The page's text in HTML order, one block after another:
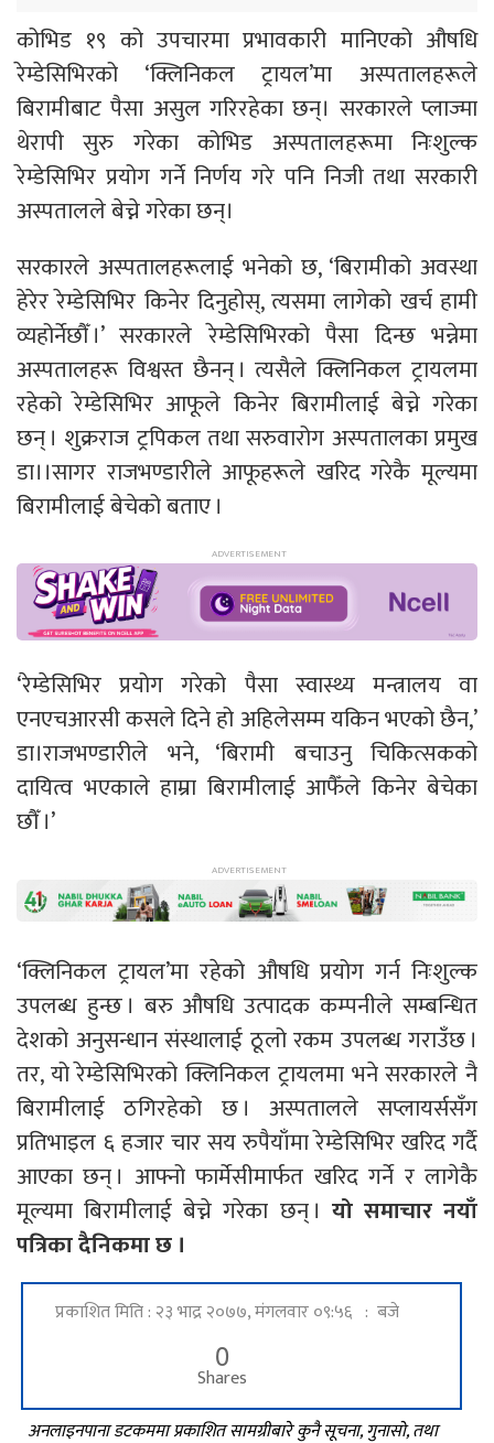
कोभिड १९ को उपचारमा प्रभावकारी मानिएको औषधि
रेम्डेसिभिरको ‘क्लिनिकल ट्रायल’मा अस्पतालहरूले
बिरामीबाट पैसा असुल गरिरहेका छन्। सरकारले प्लाज्मा
थेरापी सुरु गरेका कोभिड अस्पतालहरूमा निःशुल्क
रेम्डेसिभिर प्रयोग गर्ने निर्णय गरे पनि निजी तथा सरकारी
अस्पतालले बेच्ने गरेका छन्।
सरकारले अस्पतालहरूलाई भनेको छ, ‘बिरामीको अवस्था
हेरेर रेम्डेसिभिर किनेर दिनुहोस्, त्यसमा लागेको खर्च हामी
व्यहोर्नेछौँ ।’ सरकारले रेम्डेसिभिरको पैसा दिन्छ भन्नेमा
अस्पतालहरू विश्वस्त छैनन् । त्यसैले क्लिनिकल ट्रायलमा
रहेको रेम्डेसिभिर आफूले किनेर बिरामीलाई बेच्ने गरेका
छन् । शुक्रराज ट्रपिकल तथा सरुवारोग अस्पतालका प्रमुख
डा।।सागर राजभण्डारीले आफूहरूले खरिद गरेकै मूल्यमा
बिरामीलाई बेचेको बताए ।
‘रेम्डेसिभिर प्रयोग गरेको पैसा स्वास्थ्य मन्त्रालय वा
एनएचआरसी कसले दिने हो अहिलेसम्म यकिन भएको छैन,’
डा।राजभण्डारीले भने, ‘बिरामी बचाउनु चिकित्सकको
दायित्व भएकाले हाम्रा बिरामीलाई आफैँले किनेर बेचेका
छौँ ।’
‘क्लिनिकल ट्रायल’मा रहेको औषधि प्रयोग गर्न निःशुल्क
उपलब्ध हुन्छ । बरु औषधि उत्पादक कम्पनीले सम्बन्धित
देशको अनुसन्धान संस्थालाई ठूलो रकम उपलब्ध गराउँछ ।
तर, यो रेम्डेसिभिरको क्लिनिकल ट्रायलमा भने सरकारले नै
बिरामीलाई ठगिरहेको छ । अस्पतालले सप्लायर्ससँग
प्रतिभाइल ६ हजार चार सय रुपैयाँमा रेम्डेसिभिर खरिद गर्दै
आएका छन् । आफ्नो फार्मेसीमार्फत खरिद गर्ने र लागेकै
मूल्यमा बिरामीलाई बेच्ने गरेका छन् । यो समाचार नयाँ
पत्रिका दैनिकमा छ ।
प्रकाशित मिति : २३ भाद्र २०७७, मंगलवार ०९:५६ : बजे
0
Shares
अनलाइनपाना डटकममा प्रकाशित सामग्रीबारे कुनै सूचना, गुनासो, तथा